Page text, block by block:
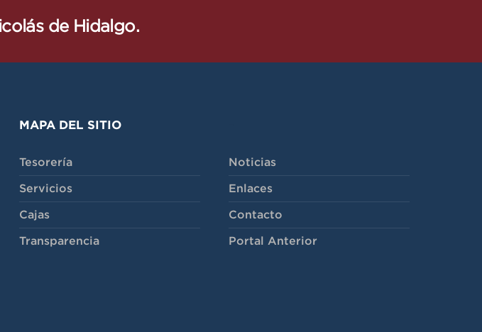
de Hidalgo.
MAPA DEL SITIO
Tesorería
Servicios
Cajas
Transparencia
Noticias
Enlaces
Contacto
Portal Anterior